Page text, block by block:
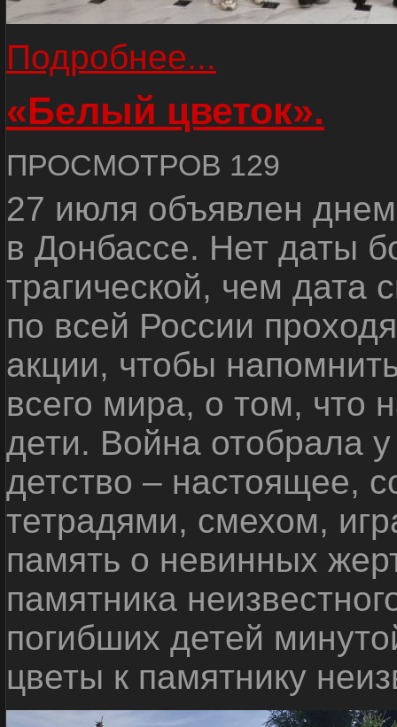
Подробнее...
«Белый цветок».
ПРОСМОТРОВ 129
27 июля объявлен
в Донбассе. Нет даты
трагической, чем дата
по всей России
акции, чтобы
всего мира, о том, что
дети. Война отобрала
детство – настоящее,
тетрадями, смехом,
память о невинных
памятника
погибших детей
цветы к памятнику